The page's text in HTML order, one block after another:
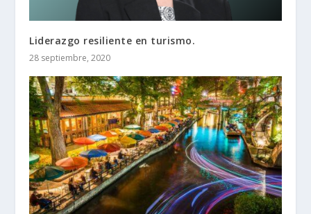
Liderazgo resiliente en turismo.
28 septiembre, 2020